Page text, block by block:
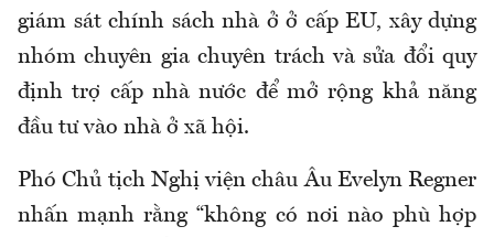
giám sát chính sách nhà ở ở cấp EU, xây dựng
nhóm chuyên gia chuyên trách và sửa đổi quy
định trợ cấp nhà nước để mở rộng khả năng
đầu tư vào nhà ở xã hội.
Phó Chủ tịch Nghị viện châu Âu Evelyn Regner
nhấn mạnh rằng “không có nơi nào phù hợp